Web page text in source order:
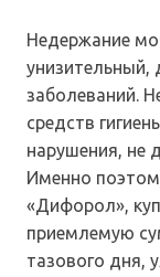
Недержание
заболеваний.
средств
нарушения, не
Именно
«Дифорол»,
приемлемую
тазового дня,